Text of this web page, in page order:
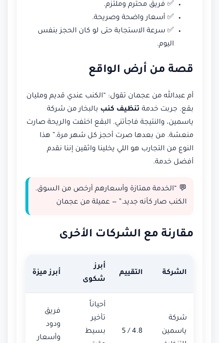
✅ فريق محترم وملتزم.
✅ أسعار واضحة وصريحة.
✅ سرعة الاستجابة حتى لو كان الحجز بنفس
اليوم.
قصة من أرض الواقع
أم عبدالله من عجمان تقول: “الكنب عندي قديم ومليان
بقع. جربت خدمة تنظيف كنب بالبخار من شركة
ياسمين، والنتيجة فاجأتني. البقع اختفت والريحة صارت
منعشة. من بعدها صرت أحجز كل شهر مرة.” هذا
النوع من التجارب هو اللي يخلينا واثقين إننا نقدم
أفضل خدمة.
💬 “الخدمة ممتازة وأسعارهم أرخص من السوق.
الكنب صار كأنه جديد.” — عميلة من عجمان
مقارنة مع الشركات الأخرى
الشركة التقييم
أبرز
شكوى
أبرز ميزة
شركة
ياسمين
4.8 / 5
أحياناً
تأخير
بسيط
فريق
ودود
وأسعار